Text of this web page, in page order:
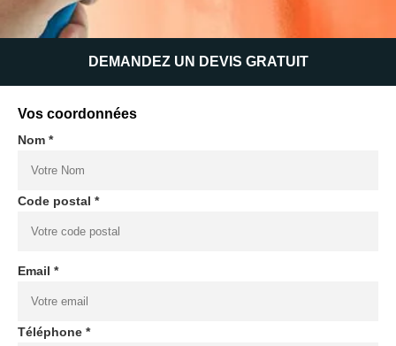
DEMANDEZ UN DEVIS GRATUIT
Vos coordonnées
Nom *
Code postal *
Email *
Téléphone *